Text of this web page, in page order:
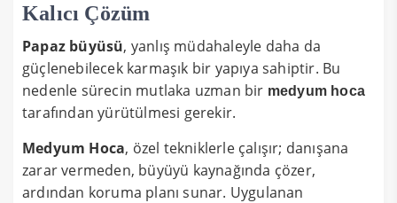
Kalıcı Çözüm
Papaz büyüsü, yanlış müdahaleyle daha da
güçlenebilecek karmaşık bir yapıya sahiptir. Bu
nedenle sürecin mutlaka uzman bir medyum hoca
tarafından yürütülmesi gerekir.
Medyum Hoca, özel tekniklerle çalışır; danışana
zarar vermeden, büyüyü kaynağında çözer,
ardından koruma planı sunar. Uygulanan